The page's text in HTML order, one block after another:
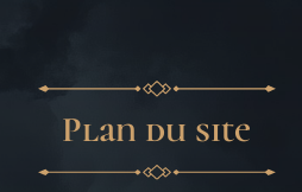
Plan du site